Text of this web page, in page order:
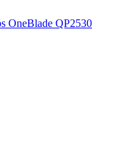
OneBlade QP2530